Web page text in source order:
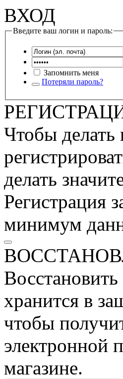
ВХОД
Введите ваш логин и пароль:
Запомнить меня
Потеряли пароль?
Чтобы делать
делать
Регистрация
минимум
хранится в
чтобы
электронной
магазине.